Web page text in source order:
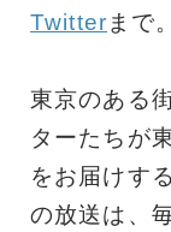
Twitter まで。
東京のある
ターたちが
をお届けす
の放送は、